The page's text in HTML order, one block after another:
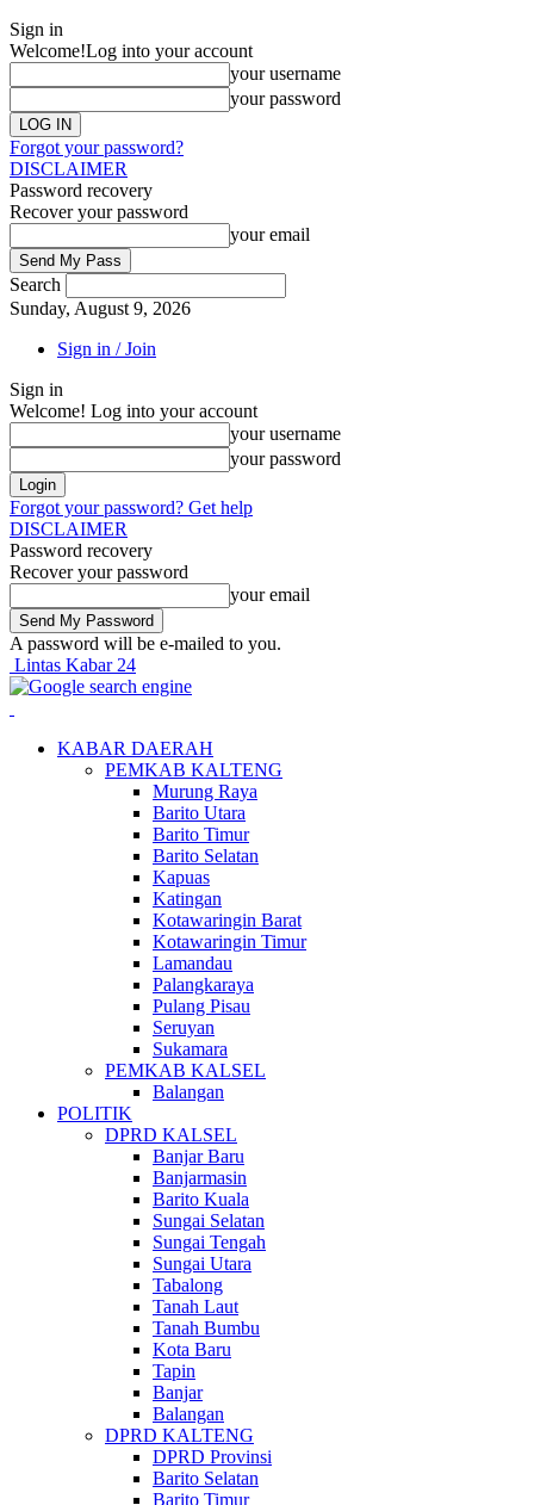
Sign in
Welcome!Log into your account
your username
your password
Forgot your password?
DISCLAIMER
Password recovery
Recover your password
your email
Search
Sunday, August 9, 2026
Sign in / Join
Sign in
Welcome! Log into your account
your username
your password
Forgot your password? Get help
DISCLAIMER
Password recovery
Recover your password
your email
A password will be e-mailed to you.
Lintas Kabar 24
KABAR DAERAH
PEMKAB KALTENG
Murung Raya
Barito Utara
Barito Timur
Barito Selatan
Kapuas
Katingan
Kotawaringin Barat
Kotawaringin Timur
Lamandau
Palangkaraya
Pulang Pisau
Seruyan
Sukamara
PEMKAB KALSEL
Balangan
POLITIK
DPRD KALSEL
Banjar Baru
Banjarmasin
Barito Kuala
Sungai Selatan
Sungai Tengah
Sungai Utara
Tabalong
Tanah Laut
Tanah Bumbu
Kota Baru
Tapin
Banjar
Balangan
DPRD KALTENG
DPRD Provinsi
Barito Selatan
Barito Timur